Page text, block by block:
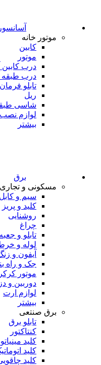
آسانسور
موتور خانه
کابین
موتور
درب کابین
درب طبقه
تابلو فرمان
ریل
شاسی
لوازم نصب
بیشتر
برق
مسکونی و تجاری
سیم و کابل
کلید و پریز
روشنایی
چراغ
تابلو و
لوله و
آیفون و
جک و راه
موتور
دوربین و
لوازم ارت
بیشتر
برق صنتعی
تابلو برق
کنتاکتور
کلید
کلید
کلید